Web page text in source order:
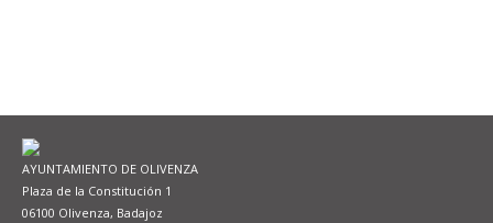
AYUNTAMIENTO DE OLIVENZA
Plaza de la Constitución 1
06100 Olivenza, Badajoz